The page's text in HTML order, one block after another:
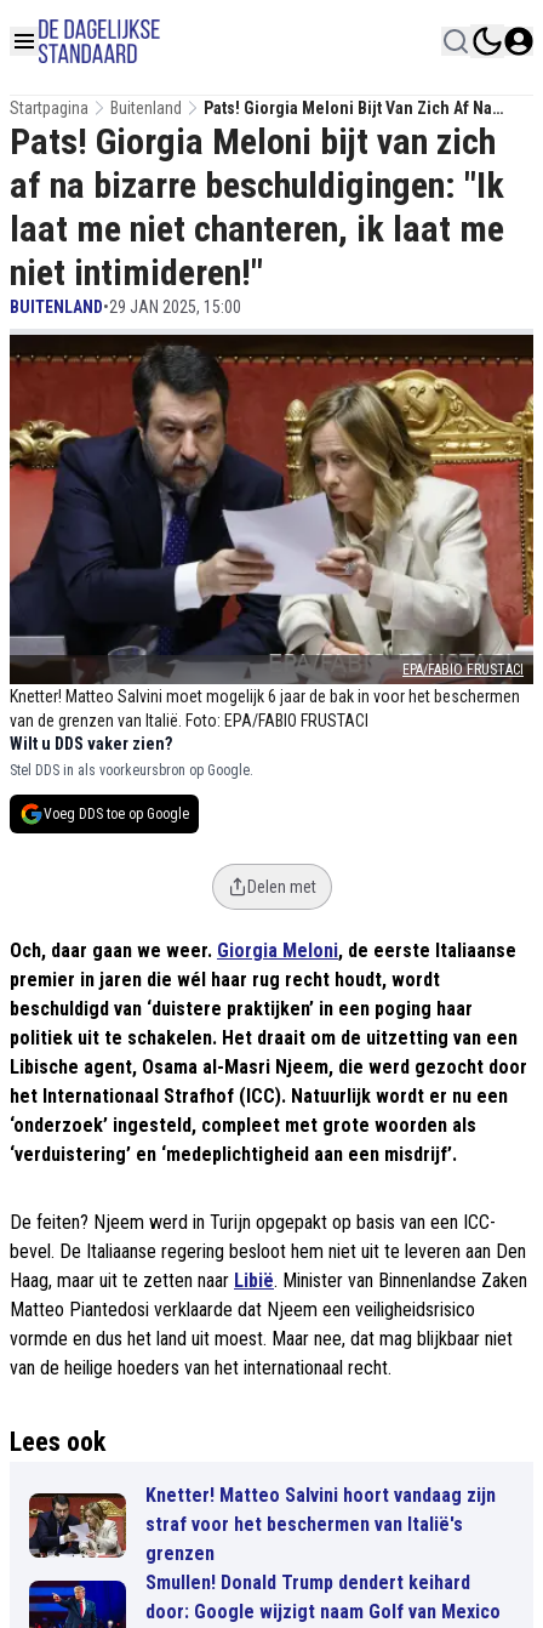
Startpagina Buitenland
Pats! Giorgia Meloni Bijt Van Zich Af Na
Bizarre Beschuldigingen: "Ik Laat Me Niet
Chanteren, Ik Laat Me Niet Intimideren!"
EPA/FABIO FRUSTACI
Knetter! Matteo Salvini moet mogelijk 6 jaar de bak in voor het beschermen
van de grenzen van Italië. Foto: EPA/FABIO FRUSTACI
Pats! Giorgia Meloni bijt van zich
af na bizarre beschuldigingen: "Ik
laat me niet chanteren, ik laat me
niet intimideren!"
BUITENLAND•29 JAN 2025, 15:00
Wilt u DDS vaker zien?
Stel DDS in als voorkeursbron op Google.
Voeg DDS toe op Google
Delen met
Och, daar gaan we weer. Giorgia Meloni, de eerste Italiaanse
premier in jaren die wél haar rug recht houdt, wordt
beschuldigd van ‘duistere praktijken’ in een poging haar
politiek uit te schakelen. Het draait om de uitzetting van een
Libische agent, Osama al-Masri Njeem, die werd gezocht door
het Internationaal Strafhof (ICC). Natuurlijk wordt er nu een
‘onderzoek’ ingesteld, compleet met grote woorden als
‘verduistering’ en ‘medeplichtigheid aan een misdrijf’.
De feiten? Njeem werd in Turijn opgepakt op basis van een ICC-
bevel. De Italiaanse regering besloot hem niet uit te leveren aan Den
Haag, maar uit te zetten naar Libië. Minister van Binnenlandse Zaken
Matteo Piantedosi verklaarde dat Njeem een veiligheidsrisico
vormde en dus het land uit moest. Maar nee, dat mag blijkbaar niet
van de heilige hoeders van het internationaal recht.
Lees ook
Knetter! Matteo Salvini hoort vandaag zijn
straf voor het beschermen van Italië's
grenzen
Smullen! Donald Trump dendert keihard
door: Google wijzigt naam Golf van Mexico